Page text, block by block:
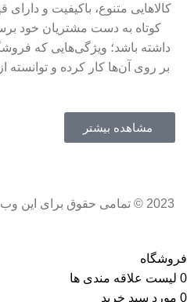
کالاهایی متنوع، باکیفیت و
کوتاه به دست مشتریان خود
داشته باشد؛ ویژگی‌هایی که
بر روی آن‌ها کار کرده و توانسته
مشاهده بیشتر
2023 © تمامی حقوق برای
فروشگاه
0 لیست علاقه مندی ها
0 مورد سبد خرید